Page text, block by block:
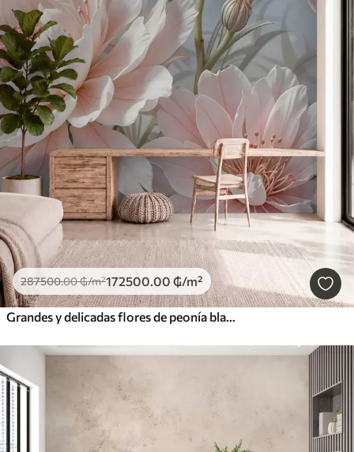
287500.00₲/m²172500.00 ₲/m²
Grandes y delicadas flores de peonía blancas y rosas con pétalos suaves y esponjosos sobre un fondo gris difuminado